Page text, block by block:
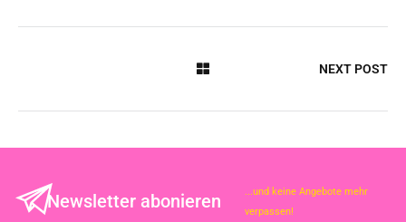
NEXT POST
Newsletter abonieren
...und keine Angebote mehr
verpassen!